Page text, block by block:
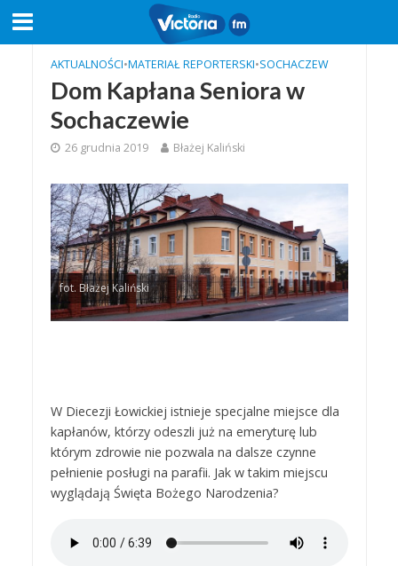
AKTUALNOŚCI•MATERIAŁ REPORTERSKI•SOCHACZEW
Dom Kapłana Seniora w
Sochaczewie
26 grudnia 2019 Błażej Kaliński
fot. Błażej Kaliński
W Diecezji Łowickiej istnieje specjalne miejsce dla
kapłanów, którzy odeszli już na emeryturę lub
którym zdrowie nie pozwala na dalsze czynne
pełnienie posługi na parafii. Jak w takim miejscu
wyglądają Święta Bożego Narodzenia?